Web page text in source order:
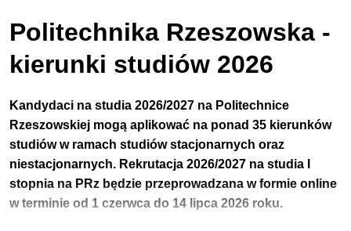
Politechnika Rzeszowska -
kierunki studiów 2026
Kandydaci na studia 2026/2027 na Politechnice
Rzeszowskiej mogą aplikować na ponad 35 kierunków
studiów w ramach studiów stacjonarnych oraz
niestacjonarnych. Rekrutacja 2026/2027 na studia I
stopnia na PRz będzie przeprowadzana w formie online
w terminieod 1 czerwca do 14 lipca 2026 roku.